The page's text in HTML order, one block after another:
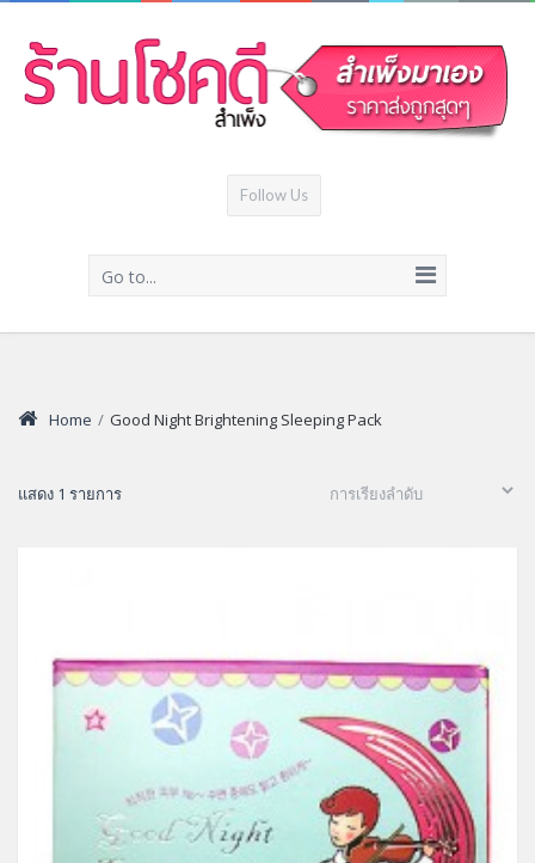
Follow Us
Go to...
Home / Good Night Brightening Sleeping Pack
แสดง 1 รายการ